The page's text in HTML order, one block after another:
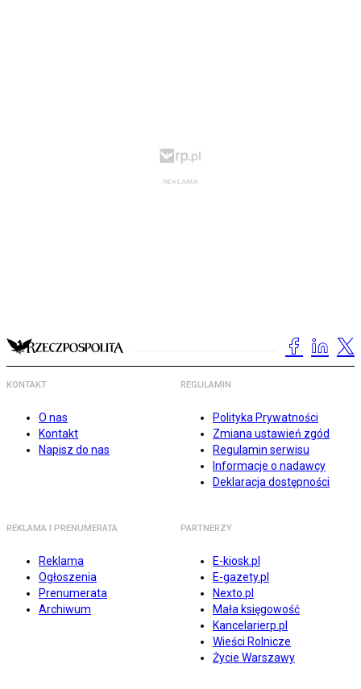
KONTAKT
O nas
Kontakt
Napisz do nas
REGULAMIN
Polityka Prywatności
Zmiana ustawień zgód
Regulamin serwisu
Informacje o nadawcy
Deklaracja dostępności
REKLAMA I PRENUMERATA
Reklama
Ogłoszenia
Prenumerata
Archiwum
PARTNERZY
E-kiosk.pl
E-gazety.pl
Nexto.pl
Mała księgowość
Kancelarierp.pl
Wieści Rolnicze
Życie Warszawy